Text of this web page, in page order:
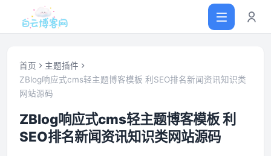
首页
网站源码
首页
主题插件
ZBlog响应式cms轻主题博客模板 利SEO排名新闻资讯知识类
网站源码
ZBlog响应式cms轻主题博客模板 利
SEO排名新闻资讯知识类网站源码